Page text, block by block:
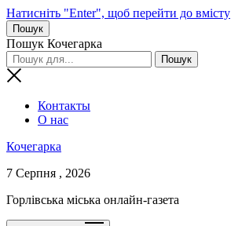
Натисніть "Enter", щоб перейти до вмісту
Пошук
Пошук Кочегарка
Контакты
О нас
Кочегарка
7 Серпня , 2026
Горлівська міська онлайн-газета